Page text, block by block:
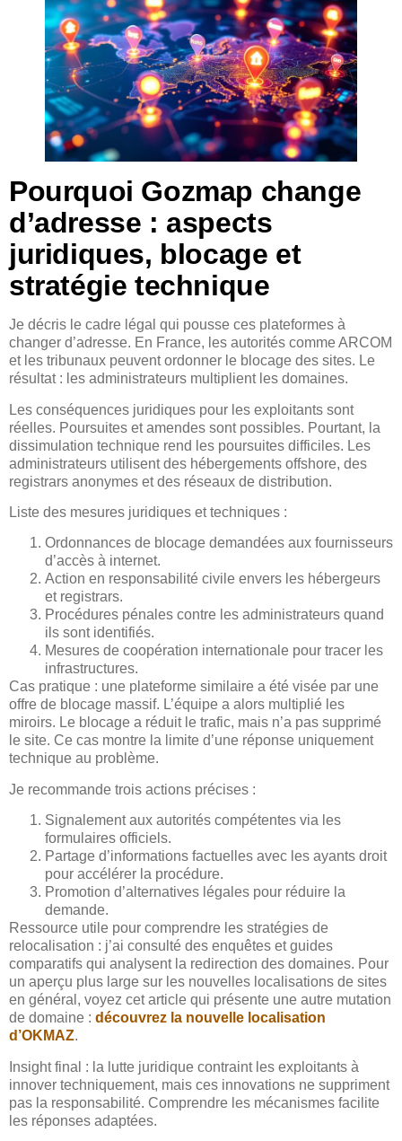
Pourquoi Gozmap change
d’adresse : aspects
juridiques, blocage et
stratégie technique
Je décris le cadre légal qui pousse ces plateformes à
changer d’adresse. En France, les autorités comme ARCOM
et les tribunaux peuvent ordonner le blocage des sites. Le
résultat : les administrateurs multiplient les domaines.
Les conséquences juridiques pour les exploitants sont
réelles. Poursuites et amendes sont possibles. Pourtant, la
dissimulation technique rend les poursuites difficiles. Les
administrateurs utilisent des hébergements offshore, des
registrars anonymes et des réseaux de distribution.
Liste des mesures juridiques et techniques :
Ordonnances de blocage demandées aux fournisseurs
d’accès à internet.
Action en responsabilité civile envers les hébergeurs
et registrars.
Procédures pénales contre les administrateurs quand
ils sont identifiés.
Mesures de coopération internationale pour tracer les
infrastructures.
Cas pratique : une plateforme similaire a été visée par une
offre de blocage massif. L’équipe a alors multiplié les
miroirs. Le blocage a réduit le trafic, mais n’a pas supprimé
le site. Ce cas montre la limite d’une réponse uniquement
technique au problème.
Je recommande trois actions précises :
Signalement aux autorités compétentes via les
formulaires officiels.
Partage d’informations factuelles avec les ayants droit
pour accélérer la procédure.
Promotion d’alternatives légales pour réduire la
demande.
Ressource utile pour comprendre les stratégies de
relocalisation : j’ai consulté des enquêtes et guides
comparatifs qui analysent la redirection des domaines. Pour
un aperçu plus large sur les nouvelles localisations de sites
en général, voyez cet article qui présente une autre mutation
de domaine : découvrez la nouvelle localisation
d’OKMAZ.
Insight final : la lutte juridique contraint les exploitants à
innover techniquement, mais ces innovations ne suppriment
pas la responsabilité. Comprendre les mécanismes facilite
les réponses adaptées.